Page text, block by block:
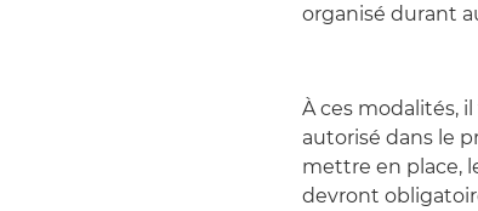
organisé durant
À ces modalités,
autorisé dans le
mettre en place,
devront